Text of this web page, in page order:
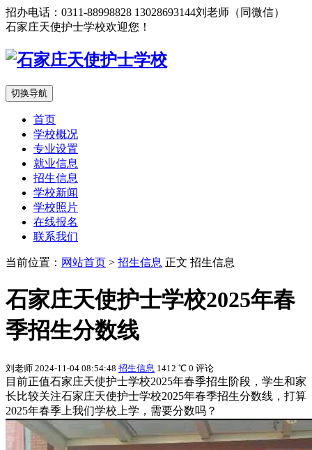
招办电话：0311-88998828 13028693144刘老师（同微信）
石家庄天使护士学校欢迎您！
切换导航
首页
学校概况
专业设置
就业信息
招生信息
学校新闻
学校照片
在线报名
联系我们
当前位置： 网站首页 > 招生信息 正文 招生信息
石家庄天使护士学校2025年春
季招生分数线
刘老师 2024-11-04 08:54:48 招生信息 1412 ℃ 0 评论
目前正值石家庄天使护士学校2025年春季招生阶段，学生和家
长比较关注石家庄天使护士学校2025年春季招生分数线，打算
2025年春季上我们学校上学，需要分数吗？